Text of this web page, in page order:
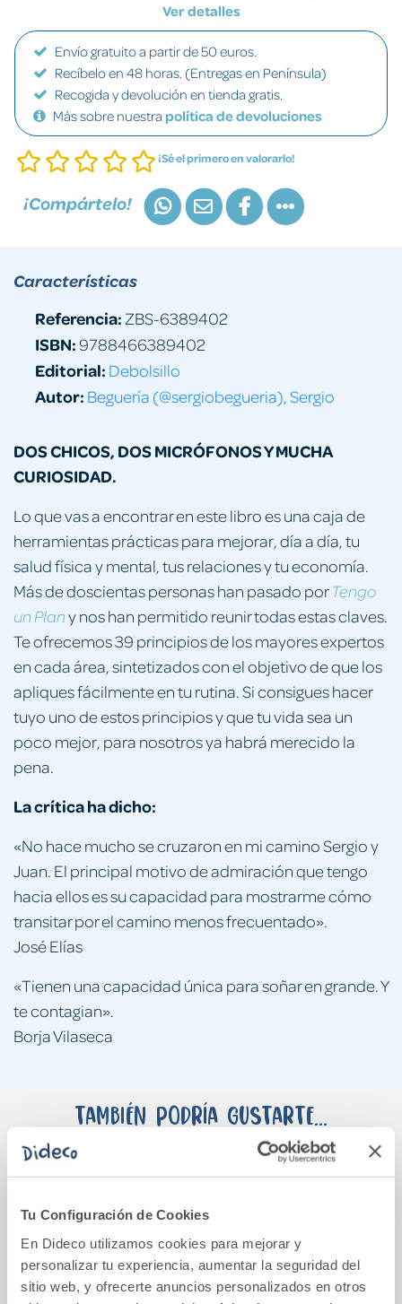
Tu Configuración de Cookies
En Dideco utilizamos cookies para mejorar y
personalizar tu experiencia, aumentar la seguridad del
sitio web, y ofrecerte anuncios personalizados en otros
Ver detalles
Envío gratuito a partir de 50 euros.
Recíbelo en 48 horas. (Entregas en Península)
Recogida y devolución en tienda gratis.
Más sobre nuestra política de devoluciones
¡Sé el primero en valorarlo!
¡Compártelo!
DOS CHICOS, DOS MICRÓFONOS Y MUCHA
CURIOSIDAD.
Lo que vas a encontrar en este libro es una caja de
herramientas prácticas para mejorar, día a día, tu
salud física y mental, tus relaciones y tu economía.
Más de doscientas personas han pasado porTengo
un Plany nos han permitido reunir todas estas claves.
Te ofrecemos 39 principios de los mayores expertos
en cada área, sintetizados con el objetivo de que los
apliques fácilmente en tu rutina. Si consigues hacer
tuyo uno de estos principios y que tu vida sea un
poco mejor, para nosotros ya habrá merecido la
pena.
La crítica ha dicho:
«No hace mucho se cruzaron en mi camino Sergio y
Juan. El principal motivo de admiración que tengo
hacia ellos es su capacidad para mostrarme cómo
transitar por el camino menos frecuentado».
José Elías
«Tienen una capacidad única para soñar en grande. Y
te contagian».
Borja Vilaseca
Características
Referencia: ZBS-6389402
ISBN:9788466389402
Editorial: Debolsillo
Autor: Beguería (@sergiobegueria), Sergio
También podría gustarte...